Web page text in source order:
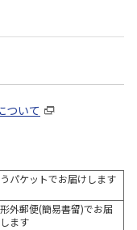
ついて
パケットでお届けします
外郵便(簡易書留)でお届
ます